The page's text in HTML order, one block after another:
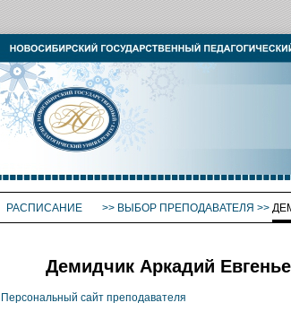
РАСПИСАНИЕ >> ВЫБОР ПРЕПОДАВАТЕЛЯ >>
Демидчик Аркадий
Персональный сайт преподавателя